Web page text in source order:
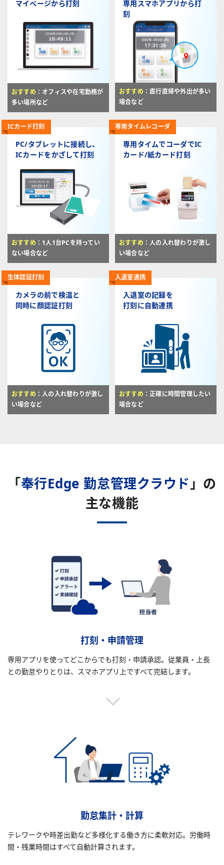
マイページから打刻
おすすめ ：オフィスや在宅勤務が
多い場所など
専用スマホアプリから打
刻
おすすめ ：直行直帰や外出が多い
場合など
ICカード打刻
PC/タブレットに接続し、
ICカードをかざして打刻
おすすめ ：1人1台PCを持ってい
ない場合など
専用タイムレコーダ
専用タイムでコーダでIC
カード/紙カード打刻
おすすめ ：人の入れ替わりが激し
い場合など
生体認証打刻
カメラの前で検温と
同時に顔認証打刻
おすすめ ：人の入れ替わりが激し
い場合など
入退室連携
入退室の記録を
打刻に自動連携
おすすめ ：正確に時間管理したい
場合など
「 奉行Edge 勤怠管理クラウド 」の
主な機能
打刻・申請管理
専用アプリを使ってどこからでも打刻・申請承認。従業員・上長
との勤怠やりとりは、スマホアプリ上ですべて完結します。
勤怠集計・計算
テレワークや時差出勤など多様化する働き方に柔軟対応。労働時
間・残業時間はすべて自動計算されます。